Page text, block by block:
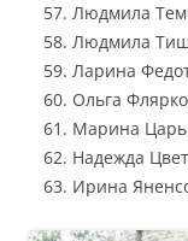
Людмила
Людмила
Ларина
Ольга
Марина Царь
Надежда
Ирина